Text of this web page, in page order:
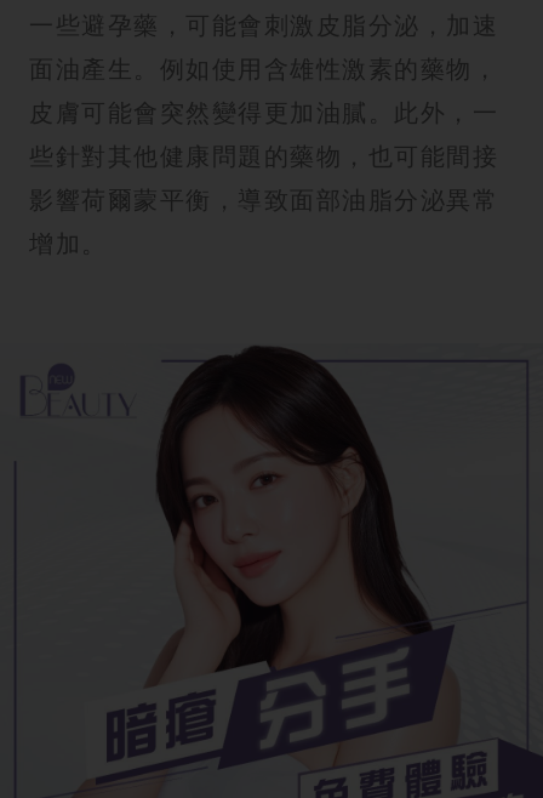
一些避孕藥，可能會刺激皮脂分泌，加速
面油產生。例如使用含雄性激素的藥物，
皮膚可能會突然變得更加油膩。此外，一
些針對其他健康問題的藥物，也可能間接
影響荷爾蒙平衡，導致面部油脂分泌異常
增加。